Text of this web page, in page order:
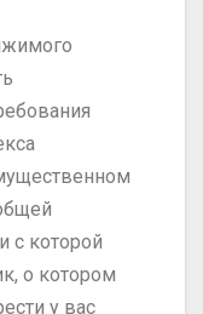
с которой
о котором
у вас